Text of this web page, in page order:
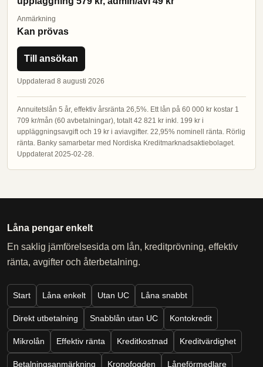
Anmärkning
Kan prövas
Till ansökan
Uppdaterad 8 augusti 2026
Annuitetslån 5 år, effektiv årsränta 26,5%. Ett lån på 60 000 kr kostar 1
709 kr/mån (60 avbetalningar), totalt 42 821 kr inkl. 199 kr i
uppläggningsavgift och 19 kr i aviavgifter. 22,95% nominell ränta. Rörlig
ränta. Banky samarbetar med Nordiska Kreditmarknadsaktiebolaget.
Uppdaterat 2025-02-28.
Låna pengar enkelt
En saklig jämförelsesida om lån, kreditprövning, effektiv
ränta, avgifter och återbetalning.
Start Låna enkelt Utan UC Låna snabbt
Direkt utbetalning Snabblån utan UC Kontokredit
Mikrolån Effektiv ränta Kreditkostnad Kreditvärdighet
Betalningsanmärkning Kronofogden Låneförmedlare